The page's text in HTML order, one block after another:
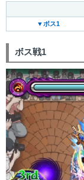
▼ボス1
ボス戦1